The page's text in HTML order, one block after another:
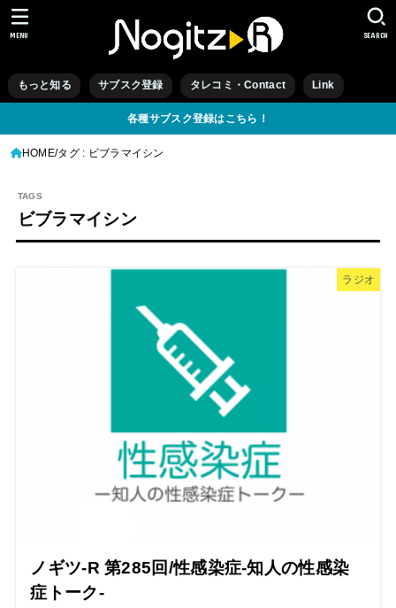
もっと知る サブスク登録 タレコミ・Contact Link
SEARCH
MENU
各種サブスク登録はこちら！
HOME タグ : ビブラマイシン
ビブラマイシン
ラジオ
ノギツ-R 第285回/性感染症-知人の性感染
症トーク-